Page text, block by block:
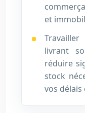
et
livrant
réduire
stock
vos délais